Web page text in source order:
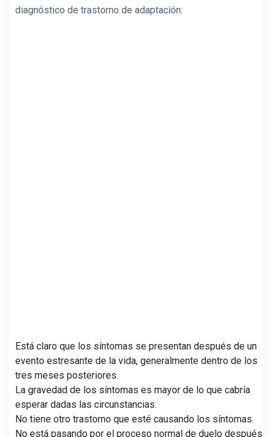
diagnóstico de trastorno de adaptación:
Está claro que los síntomas se presentan después de un
evento estresante de la vida, generalmente dentro de los
tres meses posteriores.
La gravedad de los síntomas es mayor de lo que cabría
esperar dadas las circunstancias.
No tiene otro trastorno que esté causando los síntomas.
No está pasando por el proceso normal de duelo después